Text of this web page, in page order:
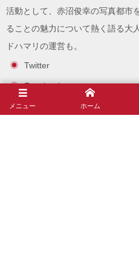
活動として、 赤沼俊幸の写真都市
ることの魅力について熱く語る大
ドハマリの運営も。
Twitter
Facebook
note
メニュー ホーム